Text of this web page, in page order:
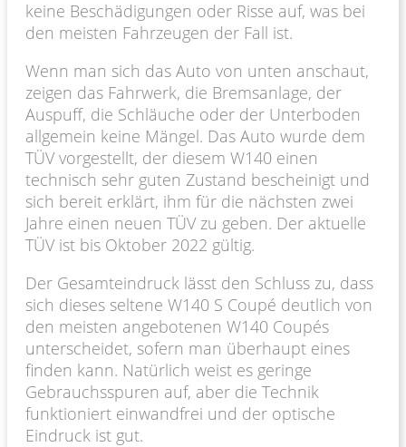
keine Beschädigungen oder Risse auf, was bei
den meisten Fahrzeugen der Fall ist.
Wenn man sich das Auto von unten anschaut,
zeigen das Fahrwerk, die Bremsanlage, der
Auspuff, die Schläuche oder der Unterboden
allgemein keine Mängel. Das Auto wurde dem
TÜV vorgestellt, der diesem W140 einen
technisch sehr guten Zustand bescheinigt und
sich bereit erklärt, ihm für die nächsten zwei
Jahre einen neuen TÜV zu geben. Der aktuelle
TÜV ist bis Oktober 2022 gültig.
Der Gesamteindruck lässt den Schluss zu, dass
sich dieses seltene W140 S Coupé deutlich von
den meisten angebotenen W140 Coupés
unterscheidet, sofern man überhaupt eines
finden kann. Natürlich weist es geringe
Gebrauchsspuren auf, aber die Technik
funktioniert einwandfrei und der optische
Eindruck ist gut.